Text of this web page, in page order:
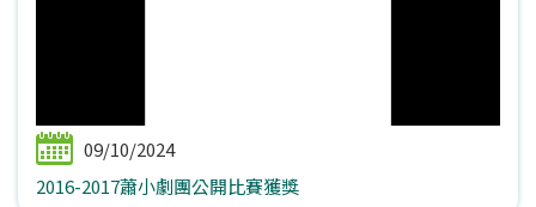
09/10/2024
2016-2017蕭小劇團公開比賽獲獎